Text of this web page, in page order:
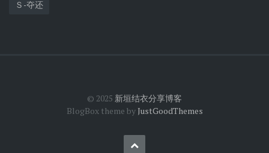
Ｓ-夺还
© 2025 新垣结衣分享博客
BlogBox theme byJustGoodThemes